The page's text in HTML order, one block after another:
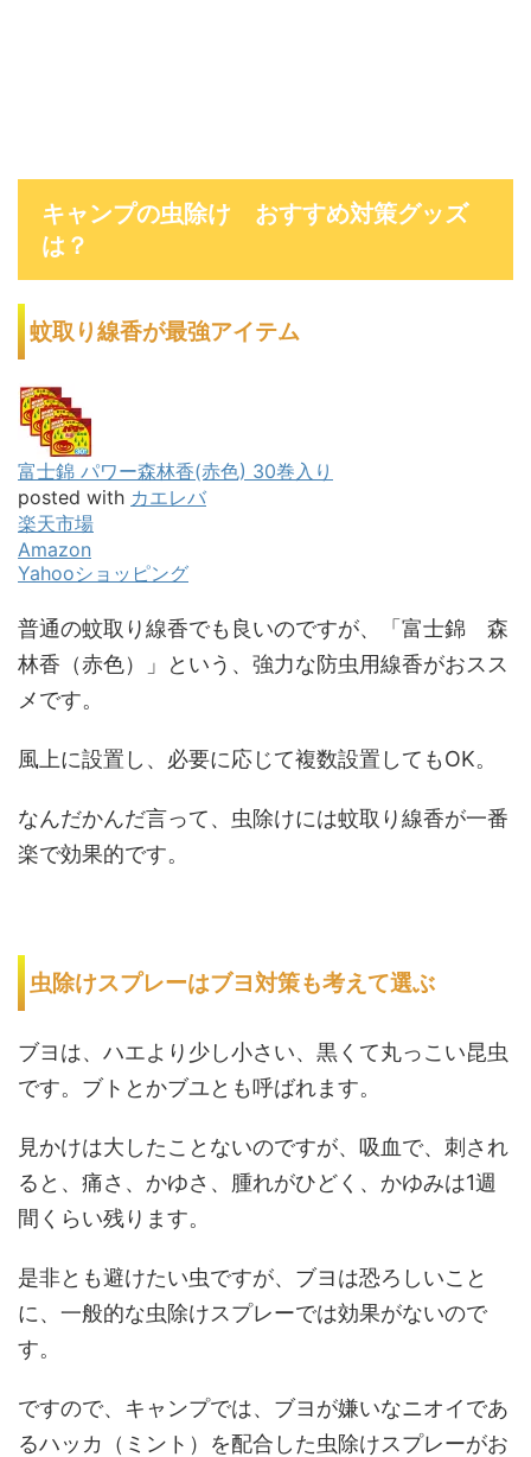
キャンプの虫除け おすすめ対策グッズ
は？
蚊取り線香が最強アイテム
富士錦 パワー森林香(赤色) 30巻入り
posted with カエレバ
楽天市場
Amazon
Yahooショッピング
普通の蚊取り線香でも良いのですが、「富士錦 森
林香（赤色）」という、強力な防虫用線香がおスス
メです。
風上に設置し、必要に応じて複数設置してもOK。
なんだかんだ言って、虫除けには蚊取り線香が一番
楽で効果的です。
虫除けスプレーはブヨ対策も考えて選ぶ
ブヨは、ハエより少し小さい、黒くて丸っこい昆虫
です。ブトとかブユとも呼ばれます。
見かけは大したことないのですが、吸血で、刺され
ると、痛さ、かゆさ、腫れがひどく、かゆみは1週
間くらい残ります。
是非とも避けたい虫ですが、ブヨは恐ろしいこと
に、一般的な虫除けスプレーでは効果がないので
す。
ですので、キャンプでは、ブヨが嫌いなニオイであ
るハッカ（ミント）を配合した虫除けスプレーがお